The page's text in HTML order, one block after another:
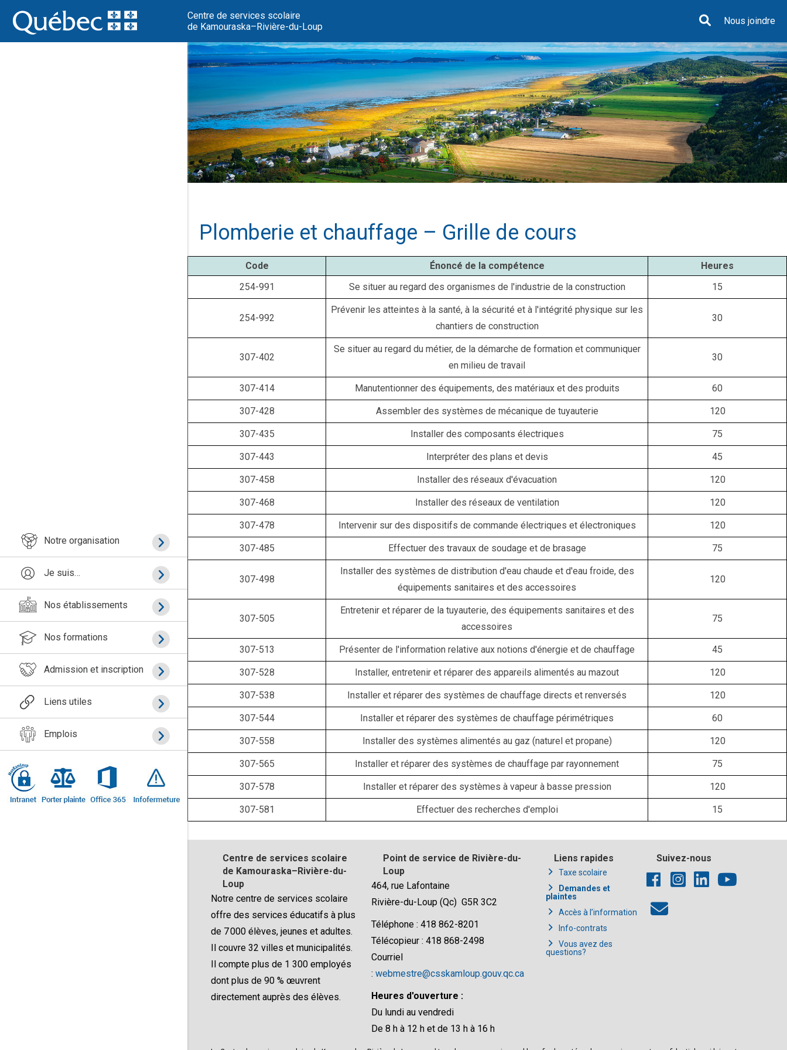
Notre organisation
Je suis…
Nos établissements
Nos formations
Admission et inscription
Liens utiles
Emplois
Plomberie et chauffage – Grille de cours
Code Énoncé de la compétence
Heures
254-991
Se situer au regard des organismes de l'industrie de la construction 15
254-992
Prévenir les atteintes à la santé, à la sécurité et à l'intégrité physique sur les
chantiers de construction
30
307-402
Se situer au regard du métier, de la démarche de formation et communiquer
en milieu de travail
30
307-414 Manutentionner des équipements, des matériaux et des produits 60
307-428 Assembler des systèmes de mécanique de tuyauterie 120
307-435 Installer des composants électriques 75
307-443 Interpréter des plans et devis 45
307-458 Installer des réseaux d'évacuation 120
307-468 Installer des réseaux de ventilation 120
307-478 Intervenir sur des dispositifs de commande électriques et électroniques 120
307-485 Effectuer des travaux de soudage et de brasage 75
307-498
Installer des systèmes de distribution d'eau chaude et d'eau froide, des
équipements sanitaires et des accessoires
120
307-505
Entretenir et réparer de la tuyauterie, des équipements sanitaires et des
accessoires
75
307-513 Présenter de l'information relative aux notions d'énergie et de chauffage 45
307-528 Installer, entretenir et réparer des appareils alimentés au mazout 120
307-538 Installer et réparer des systèmes de chauffage directs et renversés 120
307-544 Installer et réparer des systèmes de chauffage périmétriques 60
307-558 Installer des systèmes alimentés au gaz (naturel et propane) 120
307-565 Installer et réparer des systèmes de chauffage par rayonnement 75
307-578 Installer et réparer des systèmes à vapeur à basse pression 120
307-581 Effectuer des recherches d'emploi 15
Centre de services scolaire
de Kamouraska–Rivière-du-
Loup
Notre centre de services scolaire
offre des services éducatifs à plus
de 7 000 élèves, jeunes et adultes.
Il couvre 32 villes et municipalités.
Il compte plus de 1 300 employés
dont plus de 90 % œuvrent
directement auprès des élèves.
Point de service de Rivière-du-
Loup
464, rue Lafontaine
Rivière-du-Loup (Qc) G5R 3C2
Téléphone : 418 862-8201
Télécopieur : 418 868-2498
Courriel
: webmestre@csskamloup.gouv.qc.ca
Heures d'ouverture :
Du lundi au vendredi
De 8 h à 12 h et de 13 h à 16 h
Liens rapides
Taxe scolaire
Demandes et
plaintes
Accès à l’information
Info-contrats
Vous avez des
questions?
Suivez-nous
Centre de services scolaire
de Kamouraska–Rivière-du-Loup
Nous joindre